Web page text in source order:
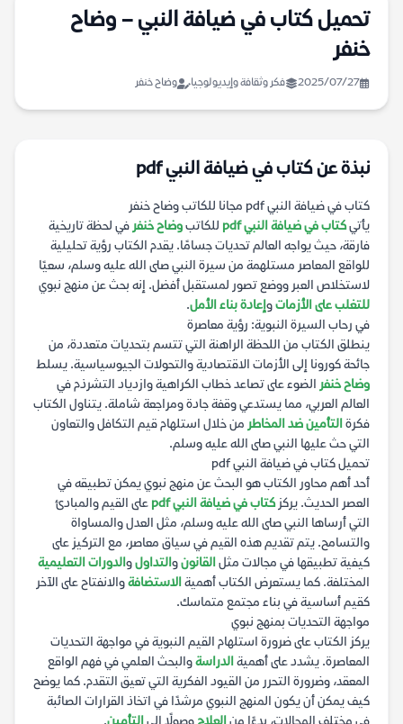
تحميل كتاب في ضيافة النبي – وضاح
خنفر
2025/07/27 فكر وثقافة وإيديولوجيا وضاح خنفر
نبذة عن كتاب في ضيافة النبي pdf
كتاب في ضيافة النبي pdf مجانا للكاتب وضاح خنفر
يأتيكتاب في ضيافة النبي pdf للكاتبوضاح خنفر في لحظة تاريخية
فارقة، حيث يواجه العالم تحديات جسامًا. يقدم الكتاب رؤية تحليلية
للواقع المعاصر مستلهمة من سيرة النبي صلى الله عليه وسلم، سعيًا
لاستخلاص العبر ووضع تصور لمستقبل أفضل. إنه بحث عن منهج نبوي
للتغلب على الأزماتوإعادة بناء الأمل.
في رحاب السيرة النبوية: رؤية معاصرة
ينطلق الكتاب من اللحظة الراهنة التي تتسم بتحديات متعددة، من
جائحة كورونا إلى الأزمات الاقتصادية والتحولات الجيوسياسية. يسلط
وضاح خنفر الضوء على تصاعد خطاب الكراهية وازدياد التشرذم في
العالم العربي، مما يستدعي وقفة جادة ومراجعة شاملة. يتناول الكتاب
فكرةالتأمين ضد المخاطر من خلال استلهام قيم التكافل والتعاون
التي حث عليها النبي صلى الله عليه وسلم.
تحميل كتاب في ضيافة النبي pdf
أحد أهم محاور الكتاب هو البحث عن منهج نبوي يمكن تطبيقه في
العصر الحديث. يركزكتاب في ضيافة النبي pdf
على القيم والمبادئ
التي أرساها النبي صلى الله عليه وسلم، مثل العدل والمساواة
والتسامح. يتم تقديم هذه القيم في سياق معاصر، مع التركيز على
كيفية تطبيقها في مجالات مثلالقانونوالتداولوالدورات التعليمية
المختلفة. كما يستعرض الكتاب أهميةالاستضافةوالانفتاح على الآخر
كقيم أساسية في بناء مجتمع متماسك.
مواجهة التحديات بمنهج نبوي
يركز الكتاب على ضرورة استلهام القيم النبوية في مواجهة التحديات
المعاصرة. يشدد على أهميةالدراسةوالبحث العلمي في فهم الواقع
المعقد، وضرورة التحرر من القيود الفكرية التي تعيق التقدم. كما يوضح
كيف يمكن أن يكون المنهج النبوي مرشدًا في اتخاذ القرارات الصائبة